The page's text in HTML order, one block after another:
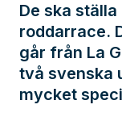
De ska
roddarrace.
går från La
två svenska
mycket